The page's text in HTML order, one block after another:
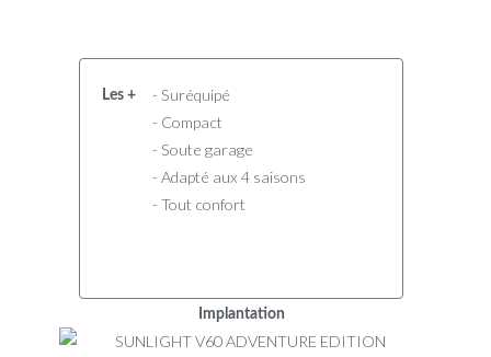
Les +
- Suréquipé
- Compact
- Soute garage
- Adapté aux 4 saisons
- Tout confort
Implantation